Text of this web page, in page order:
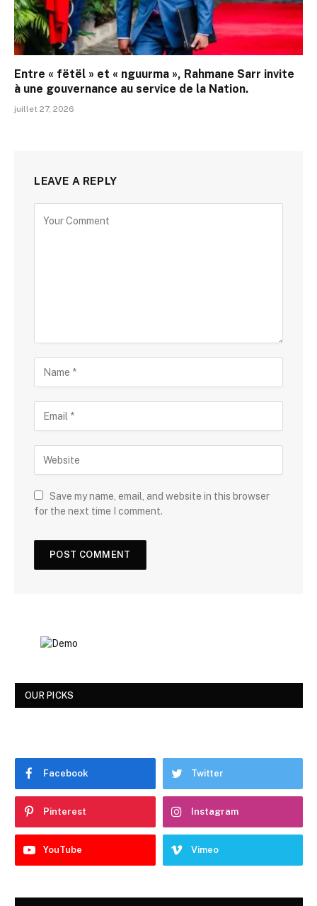
Entre « fëtël » et « nguurma », Rahmane Sarr invite
à une gouvernance au service de la Nation.
juillet 27, 2026
LEAVE A REPLY
Save my name, email, and website in this browser
for the next time I comment.
OUR PICKS
Facebook Twitter
Pinterest Instagram
YouTube Vimeo